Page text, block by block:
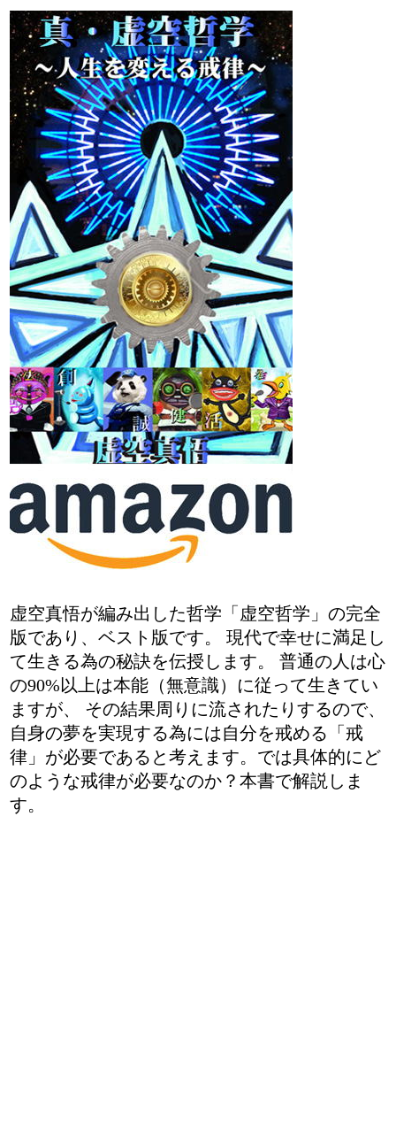
虚空真悟が編み出した哲学「虚空哲学」の完全
版であり、ベスト版です。 現代で幸せに満足し
て生きる為の秘訣を伝授します。 普通の人は心
の90%以上は本能（無意識）に従って生きてい
ますが、 その結果周りに流されたりするので、
自身の夢を実現する為には自分を戒める「戒
律」が必要であると考えます。では具体的にど
のような戒律が必要なのか？本書で解説しま
す。